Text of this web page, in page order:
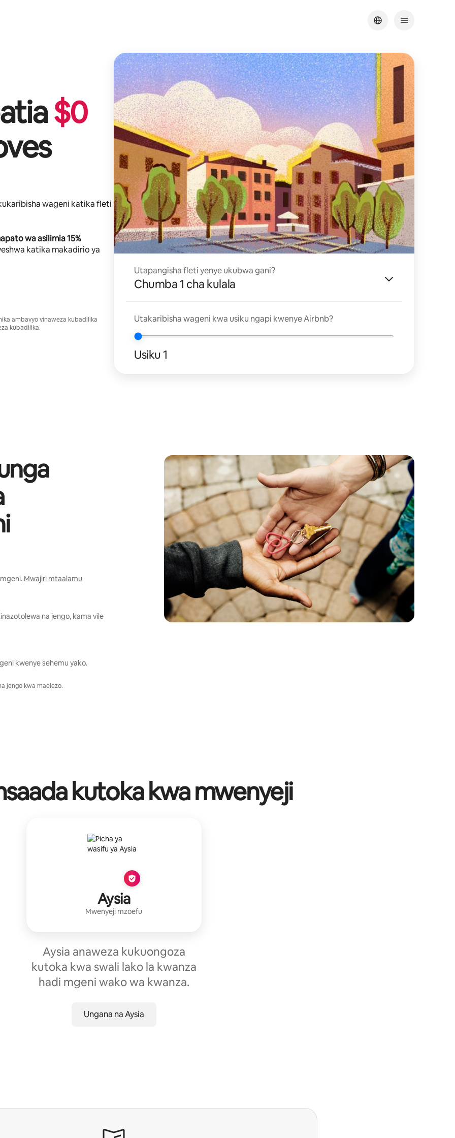
$0
wageni katika fleti
wa asilimia 15%
katika makadirio ya
ambavyo vinaweza kubadilika
kubadilika.
Utapangisha fleti yenye ukubwa gani?
Chumba 1 cha kulala
Utakaribisha wageni kwa usiku ngapi kwenye Airbnb?
Usiku 1
Mwajiri mtaalamu
na jengo, kama vile
kwenye sehemu yako.
jengo kwa maelezo.
kutoka kwa mwenyeji
Aysia
Mwenyeji mzoefu
Aysia anaweza kukuongoza
kutoka kwa swali lako la kwanza
hadi mgeni wako wa kwanza.
Ungana na Aysia